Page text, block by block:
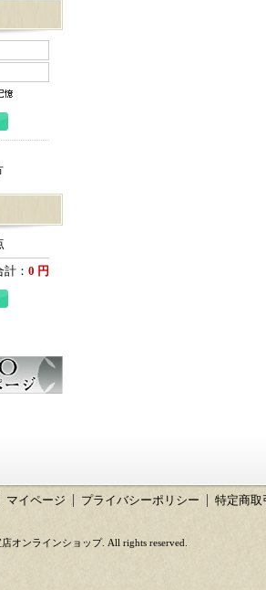
計： 0 円
マイページ プライバシーポリシー 特定商取
オンラインショップ. All rights reserved.